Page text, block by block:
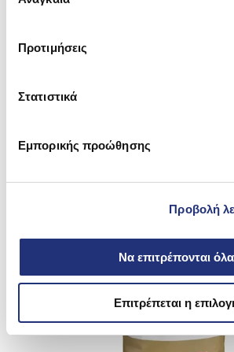
Προτιμήσεις
Στατιστικά
Εμπορικής προώθησης
Προβολή
Να επιτρέπονται όλα
Επιτρέπεται η